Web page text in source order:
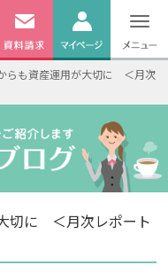
無料資料
口座開設
ログイン
らも資産運用が大切に ＜月次
切に ＜月次レポート